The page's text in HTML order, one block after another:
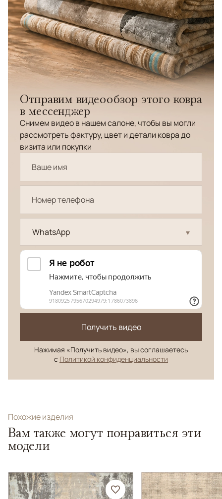
Отправим видеообзор этого ковра
в мессенджер
Снимем видео в нашем салоне, чтобы вы могли
рассмотреть фактуру, цвет и детали ковра до
визита или покупки
WhatsApp
Получить видео
Нажимая «Получить видео», вы соглашаетесь
с Политикой конфиденциальности
Похожие изделия
Вам также могут понравиться эти
модели